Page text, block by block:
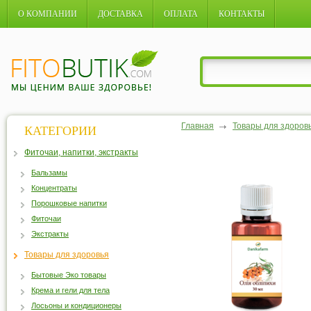
О КОМПАНИИ ДОСТАВКА ОПЛАТА КОНТАКТЫ
Главная Товары для
КАТЕГОРИИ
Фиточаи, напитки, экстракты
Бальзамы
Концентраты
Порошковые напитки
Фиточаи
Экстракты
Товары для здоровья
Бытовые Эко товары
Крема и гели для тела
Лосьоны и кондиционеры